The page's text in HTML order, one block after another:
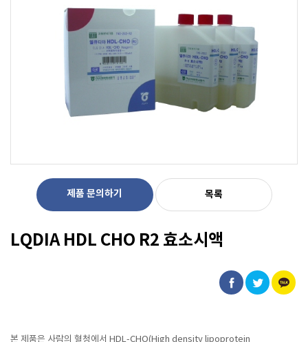
제품 문의하기 목록
LQDIA HDL CHO R2 효소시액
본 제품은 사람의 혈청에서 HDL-CHO(High density lipoprotein